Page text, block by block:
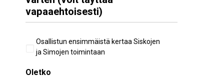
vapaaehtoisesti)
Aiempi
osallistuminen
Osallistun ensimmäistä kertaa Siskojen
ja Simojen toimintaan
Oletko